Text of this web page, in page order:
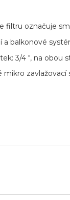
filtru označuje
a balkonové
3/4 ", na obou
mikro zavlažovací